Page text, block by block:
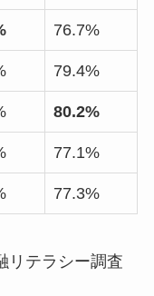
76.7%
79.4%
80.2%
77.1%
77.3%
リテラシー調査